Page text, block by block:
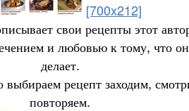
[700x212]
свои рецепты этот
и любовью к тому, что он
делает.
выбираем рецепт заходим,
повторяем.